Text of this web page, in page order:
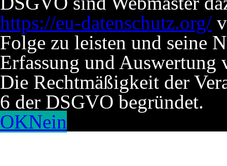
https://eu-datenschutz.org/
Folge zu leisten und seine
Erfassung und Auswertung
Die Rechtmäßigkeit der
6 der DSGVO begründet.
OKNein